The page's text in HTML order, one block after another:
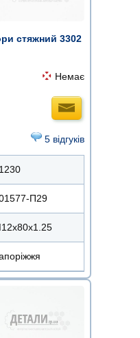
стяжний 3302
Немає
5 відгуків
П29